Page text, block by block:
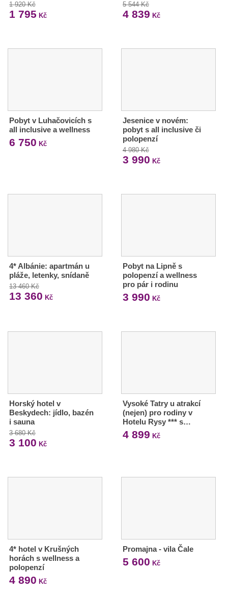
1 920 Kč
1 795 Kč
5 544 Kč
4 839 Kč
Pobyt v Luhačovicích s
all inclusive a wellness
6 750 Kč
Jesenice v novém:
pobyt s all inclusive či
polopenzí
4 980 Kč
3 990 Kč
4* Albánie: apartmán u
pláže, letenky, snídaně
13 460 Kč
13 360 Kč
Pobyt na Lipně s
polopenzí a wellness
pro pár i rodinu
3 990 Kč
Horský hotel v
Beskydech: jídlo, bazén
i sauna
3 680 Kč
3 100 Kč
Vysoké Tatry u atrakcí
(nejen) pro rodiny v
Hotelu Rysy *** s…
4 899 Kč
4* hotel v Krušných
horách s wellness a
polopenzí
4 890 Kč
Promajna - vila Čale
5 600 Kč